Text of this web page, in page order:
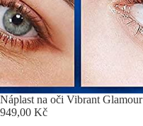
Náplast na oči Vibrant Glamour
949,00 Kč